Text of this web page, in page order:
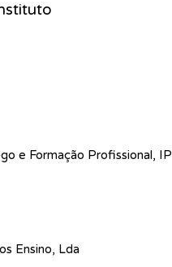
e Formação Profissional, IP
Ensino, Lda